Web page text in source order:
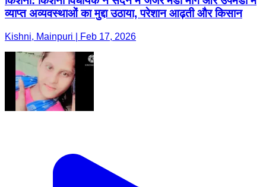
व्याप्त अव्यवस्थाओं का मुद्दा उठाया, परेशान आढ़ती और किसान
Kishni, Mainpuri | Feb 17, 2026